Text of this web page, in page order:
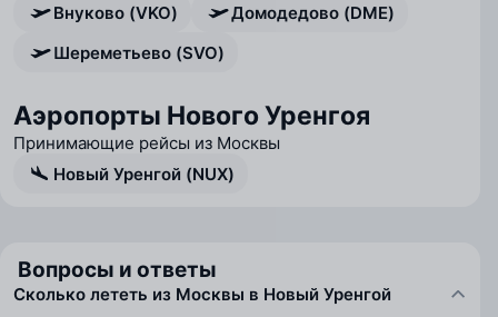
Внуково (VKO)
Домодедово (DME)
Шереметьево (SVO)
Аэропорты Нового Уренгоя
Принимающие рейсы из Москвы
Новый Уренгой (NUX)
Вопросы и ответы
Сколько лететь из Москвы в Новый Уренгой